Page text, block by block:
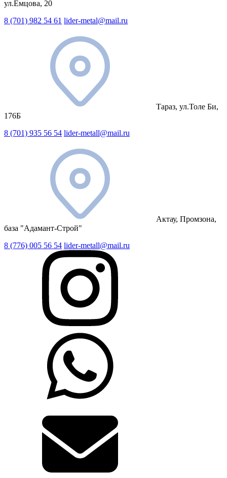
ул.Емцова, 20
8 (701) 982 54 61 lider-metal@mail.ru
Тараз, ул.Толе Би,
176Б
8 (701) 935 56 54 lider-metall@mail.ru
Актау, Промзона,
база "Адамант-Строй"
8 (776) 005 56 54 lider-metall@mail.ru